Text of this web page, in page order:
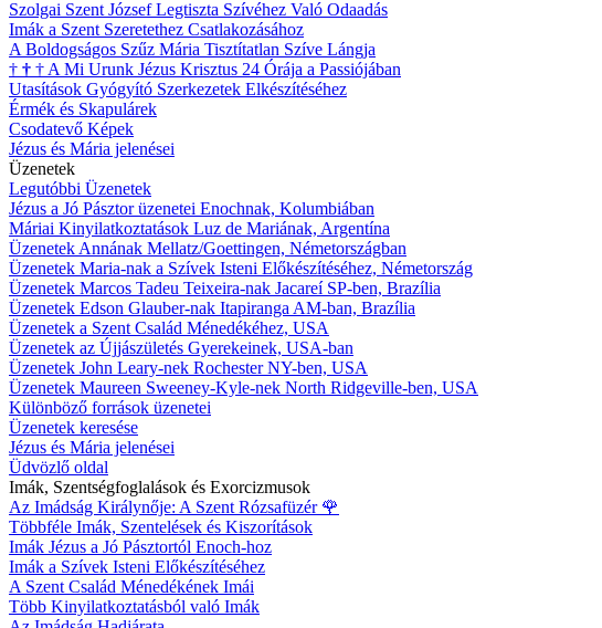
Szolgai Szent József Legtiszta Szívéhez Való Odaadás
Imák a Szent Szeretethez Csatlakozásához
A Boldogságos Szűz Mária Tisztítatlan Szíve Lángja
† † † A Mi Urunk Jézus Krisztus 24 Órája a Passiójában
Utasítások Gyógyító Szerkezetek Elkészítéséhez
Érmék és Skapulárek
Csodatevő Képek
Jézus és Mária jelenései
Üzenetek
Legutóbbi Üzenetek
Jézus a Jó Pásztor üzenetei Enochnak, Kolumbiában
Máriai Kinyilatkoztatások Luz de Mariának, Argentína
Üzenetek Annának Mellatz/Goettingen, Németországban
Üzenetek Maria-nak a Szívek Isteni Előkészítéséhez, Németország
Üzenetek Marcos Tadeu Teixeira-nak Jacareí SP-ben, Brazília
Üzenetek Edson Glauber-nak Itapiranga AM-ban, Brazília
Üzenetek a Szent Család Ménedékéhez, USA
Üzenetek az Újjászületés Gyerekeinek, USA-ban
Üzenetek John Leary-nek Rochester NY-ben, USA
Üzenetek Maureen Sweeney-Kyle-nek North Ridgeville-ben, USA
Különböző források üzenetei
Üzenetek keresése
Jézus és Mária jelenései
Üdvözlő oldal
Imák, Szentségfoglalások és Exorcizmusok
Az Imádság Királynője: A Szent Rózsafüzér 🌹
Többféle Imák, Szentelések és Kiszorítások
Imák Jézus a Jó Pásztortól Enoch-hoz
Imák a Szívek Isteni Előkészítéséhez
A Szent Család Ménedékének Imái
Több Kinyilatkoztatásból való Imák